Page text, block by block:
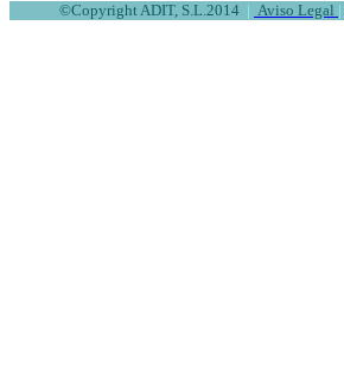
©Copyright ADIT, S.L.2014 | Aviso Legal |